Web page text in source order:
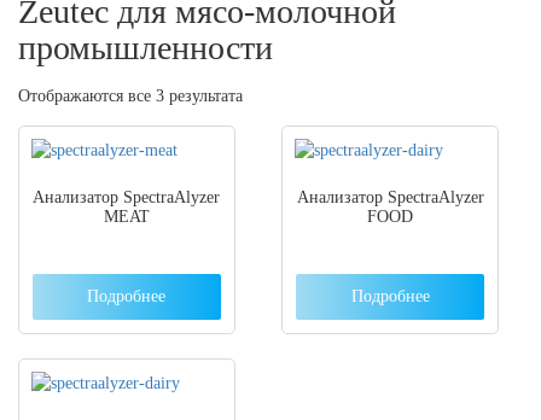
Zeutec для мясо-молочной
промышленности
Отображаются все 3 результата
Анализатор SpectraAlyzer
MEAT
Подробнее
Анализатор SpectraAlyzer
FOOD
Подробнее